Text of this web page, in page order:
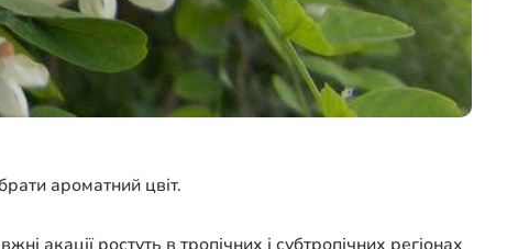
ароматний цвіт.